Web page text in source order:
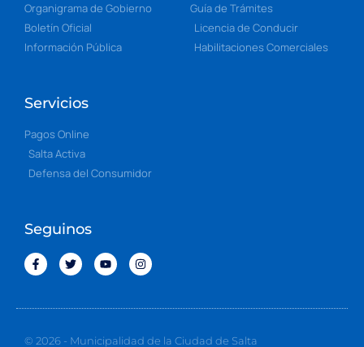
Organigrama de Gobierno
Boletín Oficial
Información Pública
Guía de Trámites
Licencia de Conducir
Habilitaciones Comerciales
Servicios
Pagos Online
Salta Activa
Defensa del Consumidor
Seguinos
© 2026 - Municipalidad de la Ciudad de Salta